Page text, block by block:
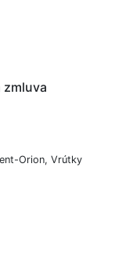
zmluva
Orion, Vrútky